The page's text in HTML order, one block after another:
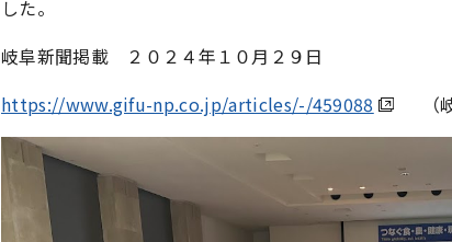
した。
岐阜新聞掲載 ２０２４年１０月２９日
https://www.gifu-np.co.jp/articles/-/459088
（